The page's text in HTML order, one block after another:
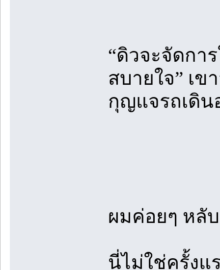
“ดิวจะจัดกา
สบายใจ” เ
กุญแจรถเดิน
ผมค่อยๆ หลั
นี่ไม่ใช่ครั้งแ